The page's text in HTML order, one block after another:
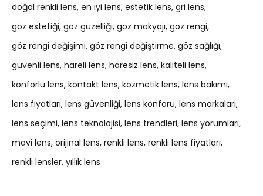
doğal renkli lens en iyi lens estetik lens gri lens
göz estetiği göz güzelliği göz makyajı göz rengi
göz rengi değişimi göz rengi değiştirme göz sağlığı
güvenli lens hareli lens haresiz lens kaliteli lens
konforlu lens kontakt lens kozmetik lens lens bakımı
lens fiyatları lens güvenliği lens konforu lens markalari
lens seçimi lens teknolojisi lens trendleri lens yorumları
mavi lens orijinal lens renkli lens renkli lens fiyatları
renkli lensler yıllık lens